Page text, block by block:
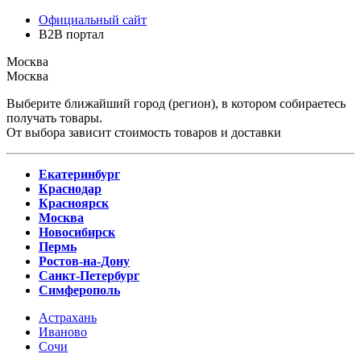
Официальный сайт
B2B портал
Москва
Москва
Выберите ближайший город (регион), в котором собираетесь
получать товары.
От выбора зависит стоимость товаров и доставки
Екатеринбург
Краснодар
Красноярск
Москва
Новосибирск
Пермь
Ростов-на-Дону
Санкт-Петербург
Симферополь
Астрахань
Иваново
Сочи